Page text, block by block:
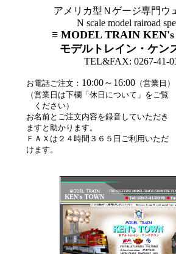
アメリカ型Ｎゲージ専門ウ
N scale model rairoad
≡ MODEL TRAIN
モデルトレイン・ケン
TEL&FAX: 0267-41-
お電話ご注文： 10:00～16:00 （営業日）
（営業日は下欄「休日について」をご覧
ください）
お名前とご注文内容を録音していただき
ますと助かります。
ＦＡＸは２４時間３６５日ご利用いただ
けます。